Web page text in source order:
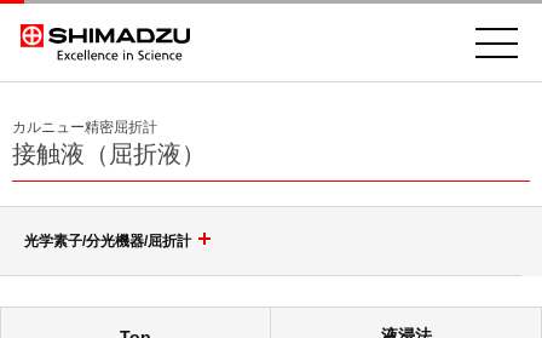
カルニュー精密屈折計
接触液（屈折液）
光学素子/分光機器/屈折計
回折格子（グレーティング）